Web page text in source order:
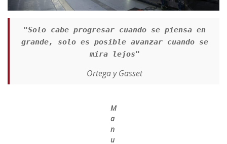
"Solo cabe progresar cuando se piensa en
grande, solo es posible avanzar cuando se
mira lejos"
Ortega y Gasset
M
a
n
u